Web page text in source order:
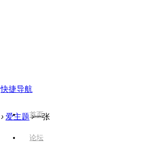
快捷导航
首页
论坛
› 爱主题 ›一张